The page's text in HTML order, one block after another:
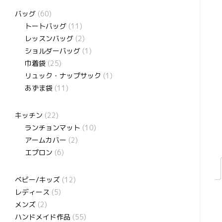
バッグ (60)
トートバッグ (11)
レッスンバッグ (2)
ショルダーバッグ (1)
巾着袋 (25)
リュック・ナップサック (1)
あずま袋 (11)
キッチン (22)
ランチョンマット (10)
アームカバー (2)
エプロン (6)
ベビー/キッズ (12)
レディース (5)
メンズ (2)
ハンドメイド作品 (55)